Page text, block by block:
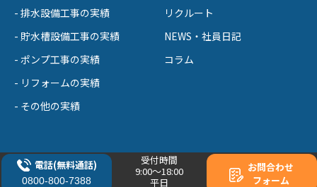
- 排水設備工事の実績
- 貯水槽設備工事の実績
- ポンプ工事の実績
- リフォームの実績
- その他の実績
リクルート
NEWS・社員日記
コラム
© 2026 サンコウ設備 All Rights Reserved.
電話(無料通話)
0800-800-7388
受付時間
9:00～18:00
平日
お問合わせ
フォーム